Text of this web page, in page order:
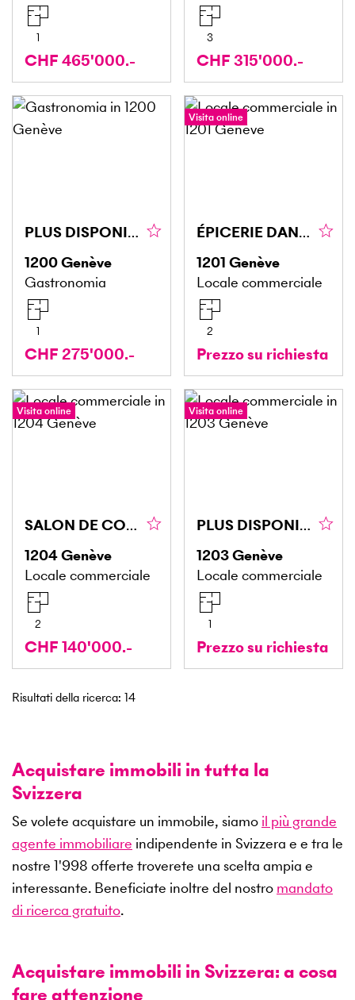
1
CHF 465'000.-
3
CHF 315'000.-
PLUS DISPONIBLE PLUS DISPONIBLE
1200Genève
Gastronomia
1
CHF 275'000.-
Visita online
ÉPICERIE DANS UNE RUE PASSANTE
1201 Genève
Locale commerciale
2
Prezzo su richiesta
Visita online
SALON DE COIFFURE EN VIEILLE VILLE
1204Genève
Locale commerciale
2
CHF 140'000.-
Visita online
PLUS DISPONIBLE
1203Genève
Locale commerciale
1
Prezzo su richiesta
Risultati della ricerca: 14
Acquistare immobili in tutta la
Svizzera
Se volete acquistare un immobile, siamo il più grande
agente immobiliare indipendente in Svizzera e e tra le
nostre 1'998 offerte troverete una scelta ampia e
interessante. Beneficiate inoltre del nostro mandato
di ricerca gratuito.
Acquistare immobili in Svizzera: a cosa
fare attenzione